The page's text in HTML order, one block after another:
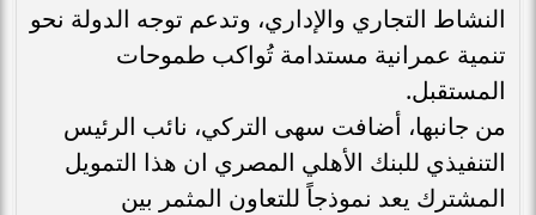
النشاط التجاري والإداري، وتدعم توجه الدولة نحو
تنمية عمرانية مستدامة تُواكب طموحات
المستقبل.
من جانبها، أضافت سهى التركي، نائب الرئيس
التنفيذي للبنك الأهلي المصري ان هذا التمويل
المشترك يعد نموذجاً للتعاون المثمر بين